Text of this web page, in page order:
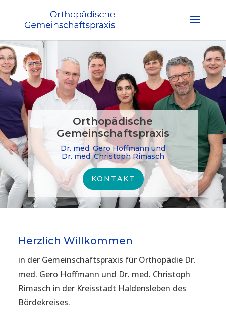
Orthopädische
Gemeinschaftspraxis
Dr. med. Gero Hoffmann und
Dr. med. Christoph Rimasch
KONTAKT
Herzlich Willkommen
in der Gemeinschaftspraxis für Orthopädie Dr.
med. Gero Hoffmann und Dr. med. Christoph
Rimasch in der Kreisstadt Haldensleben des
Bördekreises.